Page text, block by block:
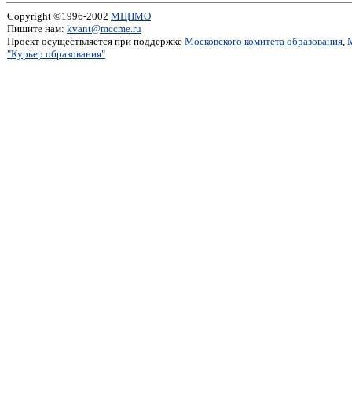
Copyright ©1996-2002 МЦНМО
Пишите нам: kvant@mccme.ru
Проект осуществляется при поддержке Московского комитета образования,
"Курьер образования"